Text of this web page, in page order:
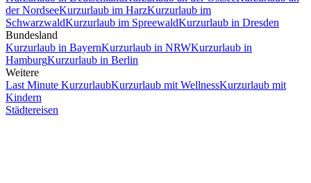
der NordseeKurzurlaub im HarzKurzurlaub im
SchwarzwaldKurzurlaub im SpreewaldKurzurlaub in Dresden
Bundesland
Kurzurlaub in BayernKurzurlaub in NRWKurzurlaub in
HamburgKurzurlaub in Berlin
Weitere
Last Minute KurzurlaubKurzurlaub mit WellnessKurzurlaub mit
Kindern
Städtereisen